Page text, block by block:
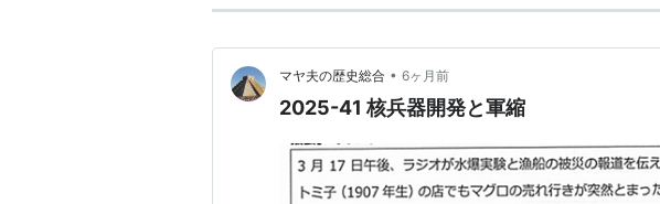
マヤ夫の歴史総合 • 6ヶ月前
2025-41 核兵器開発と軍縮